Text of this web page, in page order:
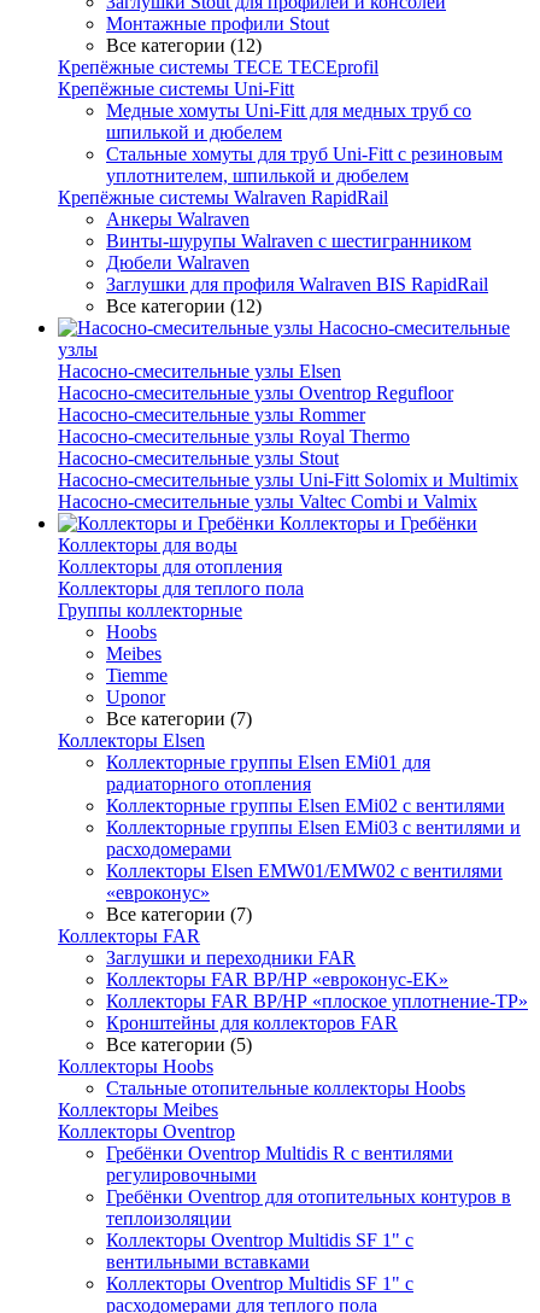
Монтажные профили Stout
Все категории (12)
Крепёжные системы TECE TECEprofil
Крепёжные системы Uni-Fitt
Медные хомуты Uni-Fitt для медных труб со
шпилькой и дюбелем
Стальные хомуты для труб Uni-Fitt с резиновым
уплотнителем, шпилькой и дюбелем
Крепёжные системы Walraven RapidRail
Анкеры Walraven
Винты-шурупы Walraven с шестигранником
Дюбели Walraven
Заглушки для профиля Walraven BIS RapidRail
Все категории (12)
Насосно-смесительные
узлы
Насосно-смесительные узлы Elsen
Насосно-смесительные узлы Oventrop Regufloor
Насосно-смесительные узлы Rommer
Насосно-смесительные узлы Royal Thermo
Насосно-смесительные узлы Stout
Насосно-смесительные узлы Uni-Fitt Solomix и Multimix
Насосно-смесительные узлы Valtec Combi и Valmix
Коллекторы и Гребёнки
Коллекторы для воды
Коллекторы для отопления
Коллекторы для теплого пола
Группы коллекторные
Hoobs
Meibes
Tiemme
Uponor
Все категории (7)
Коллекторы Elsen
Коллекторные группы Elsen EMi01 для
радиаторного отопления
Коллекторные группы Elsen EMi02 с вентилями
Коллекторные группы Elsen EMi03 с вентилями и
расходомерами
Коллекторы Elsen EMW01/EMW02 с вентилями
«евроконус»
Все категории (7)
Коллекторы FAR
Заглушки и переходники FAR
Коллекторы FAR ВР/НР «евроконус-EK»
Коллекторы FAR ВР/НР «плоское уплотнение-TP»
Кронштейны для коллекторов FAR
Все категории (5)
Коллекторы Hoobs
Стальные отопительные коллекторы Hoobs
Коллекторы Meibes
Коллекторы Oventrop
Гребёнки Oventrop Multidis R с вентилями
регулировочными
Гребёнки Oventrop для отопительных контуров в
теплоизоляции
Коллекторы Oventrop Multidis SF 1" с
вентильными вставками
Коллекторы Oventrop Multidis SF 1" с
расходомерами для теплого пола